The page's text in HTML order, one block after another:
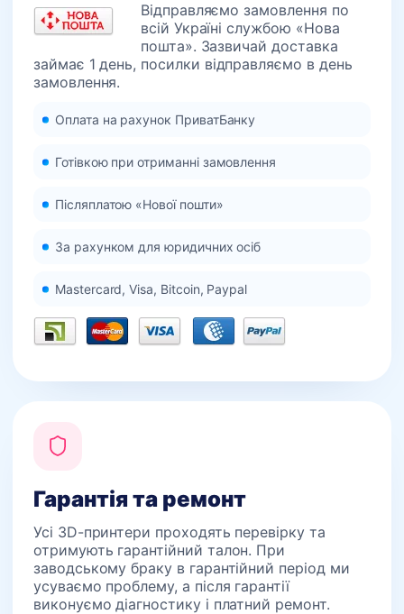
Відправляємо замовлення по
всій Україні службою «Нова
пошта». Зазвичай доставка
займає 1 день, посилки відправляємо в день
замовлення.
Оплата на рахунок ПриватБанку
Готівкою при отриманні замовлення
Післяплатою «Нової пошти»
За рахунком для юридичних осіб
Mastercard, Visa, Bitcoin, Paypal
Гарантія та ремонт
Усі 3D-принтери проходять перевірку та
отримують гарантійний талон. При
заводському браку в гарантійний період ми
усуваємо проблему, а після гарантії
виконуємо діагностику і платний ремонт.